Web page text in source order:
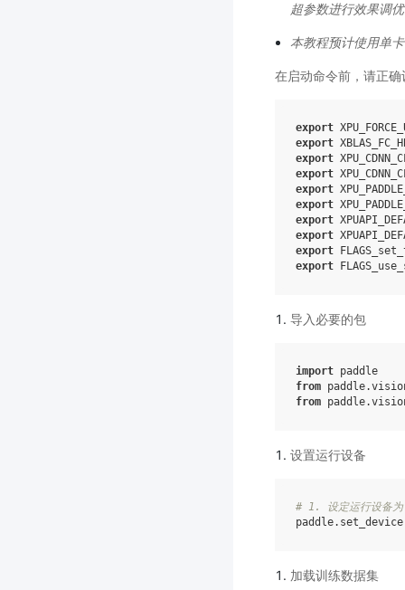
超参数进行效果调优
本教程预计使用单
在启动命令前，请正
export
export
export
export
export
export
export
export
export
export
导入必要的包
import paddle
from
from
设置运行设备
# 1. 设定运行设备
paddle. set_device
加载训练数据集